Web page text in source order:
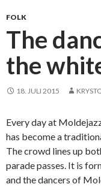
FOLK
The
the
18. JULI 2015
Every day at
has become a
The crowd lines up
parade passes. It is
and the dancers of